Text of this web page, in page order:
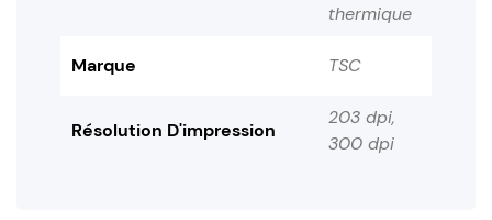
thermique
Marque TSC
Résolution D'impression
203 dpi,
300 dpi